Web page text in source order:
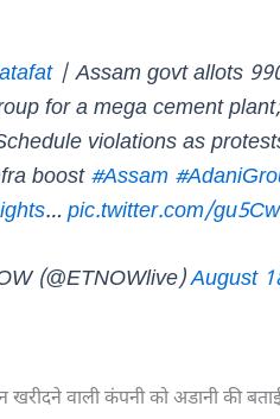
| Assam govt allots
for a mega cement
violations as
boost #Assam
…pic.twitter.com/
(@ETNOWlive)August
वाली कंपनी को अडानी की